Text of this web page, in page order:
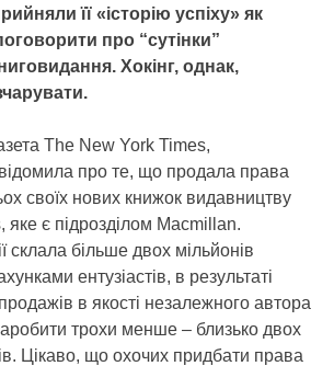
її «історію успіху» як
про “сутінки”
Хокінг, однак,
The New York Times,
про те, що продала права
своїх нових книжок видавництву
яке є підрозділом Macmillan.
склала більше двох мільйонів
ентузіастів, в результаті
в якості незалежного автора
трохи менше – близько двох
Цікаво, що охочих придбати права